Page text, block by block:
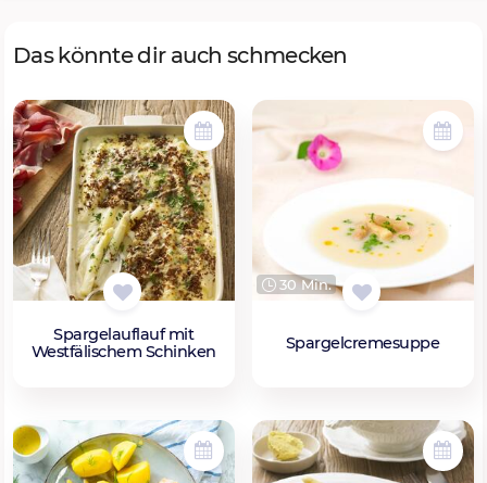
Das könnte dir auch schmecken
Spargelauflauf mit
Westfälischem Schinken
30 Min.
Spargelcremesuppe